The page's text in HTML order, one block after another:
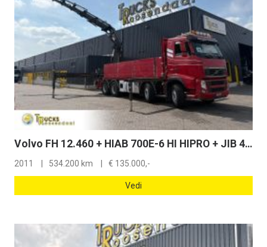
Volvo FH 12.460 + HIAB 700E-6 HI HIPRO + JIB 4X + 8X4 + EURO 5 + REMOTE
2011 534.200 km € 135.000,-
Vedi